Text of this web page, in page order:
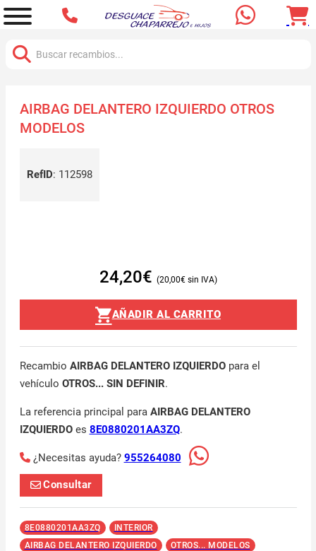
AIRBAG DELANTERO IZQUIERDO OTROS
MODELOS
RefID: 112598
24,20€ 20,00€
AÑADIR AL CARRITO
Recambio AIRBAG DELANTERO IZQUIERDOpara el
vehículo OTROS... SIN DEFINIR.
La referencia principal para AIRBAG DELANTERO
IZQUIERDOes 8E0880201AA3ZQ.
¿Necesitas ayuda? 955264080
Consultar
8E0880201AA3ZQ
INTERIOR
AIRBAG DELANTERO IZQUIERDO
OTROS... MODELOS